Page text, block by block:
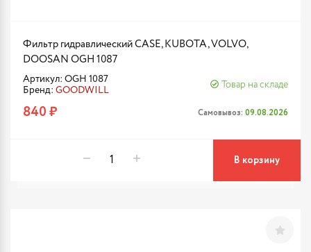
Фильтр гидравлический CASE, KUBOTA, VOLVO,
DOOSAN OGH 1087
Артикул: OGH 1087
Бренд: GOODWILL
Товар на складе
840 ₽ Самовывоз: 09.08.2026
В корзину